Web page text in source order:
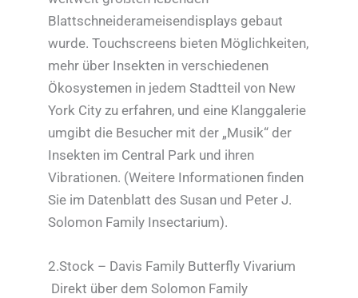
Blattschneiderameisendisplays gebaut
wurde. Touchscreens bieten Möglichkeiten,
mehr über Insekten in verschiedenen
Ökosystemen in jedem Stadtteil von New
York City zu erfahren, und eine Klanggalerie
umgibt die Besucher mit der „Musik“ der
Insekten im Central Park und ihren
Vibrationen. (Weitere Informationen finden
Sie im Datenblatt des Susan und Peter J.
Solomon Family Insectarium).
2.Stock – Davis Family Butterfly Vivarium
Direkt über dem Solomon Family